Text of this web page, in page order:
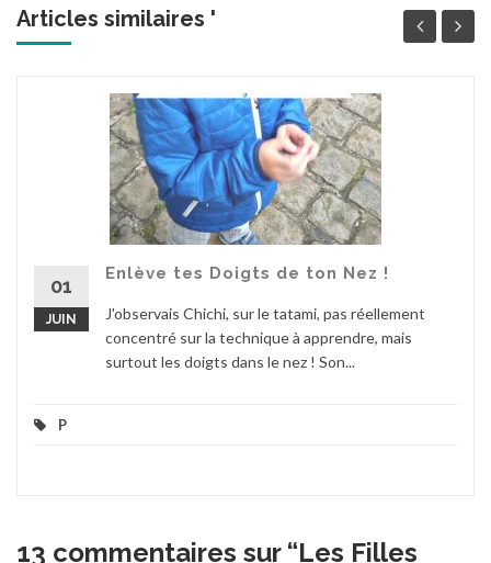
Articles similaires '
01
JUIN
Enlève tes Doigts de ton Nez !
J'observais Chichi, sur le tatami, pas réellement
concentré sur la technique à apprendre, mais
surtout les doigts dans le nez ! Son...
P
13 commentaires sur “Les Filles